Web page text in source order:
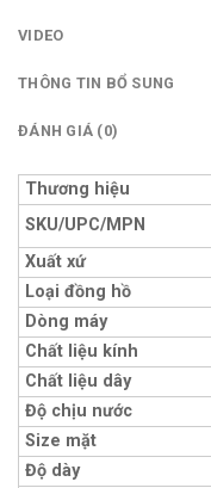
VIDEO
THÔNG TIN BỔ SUNG
ĐÁNH GIÁ (0)
Thương hiệu
SKU/UPC/MPN
Xuất xứ
Loại đồng hồ
Dòng máy
Chất liệu kính
Chất liệu dây
Độ chịu nước
Size mặt
Độ dày